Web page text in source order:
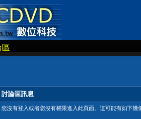
區
討論區訊息
您沒有登入或者您沒有權限進入此頁面。這可能有如下幾